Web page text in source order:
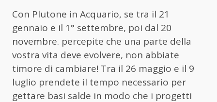
Con Plutone in Acquario, se tra il 21
gennaio e il 1° settembre, poi dal 20
novembre. percepite che una parte della
vostra vita deve evolvere, non abbiate
timore di cambiare! Tra il 26 maggio e il 9
luglio prendete il tempo necessario per
gettare basi salde in modo che i progetti